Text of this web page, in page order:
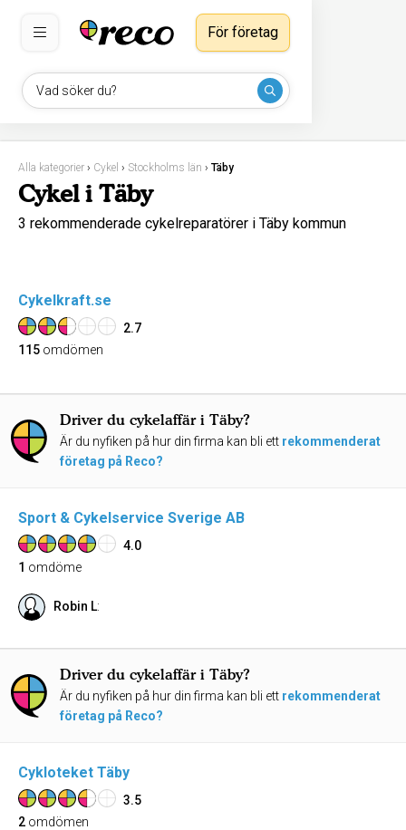
Vad söker du?
För företag
Alla kategorier › Cykel › Stockholms län › Täby
Cykel i Täby
3 rekommenderade cykelreparatörer i Täby kommun
Cykelkraft.se
2.7
115 omdömen
Driver du cykelaffär i Täby?
Är du nyfiken på hur din firma kan bli ett rekommenderat
företag på Reco?
Sport & Cykelservice Sverige AB
4.0
1 omdöme
Robin L:
Driver du cykelaffär i Täby?
Är du nyfiken på hur din firma kan bli ett rekommenderat
företag på Reco?
Cykloteket Täby
3.5
2 omdömen